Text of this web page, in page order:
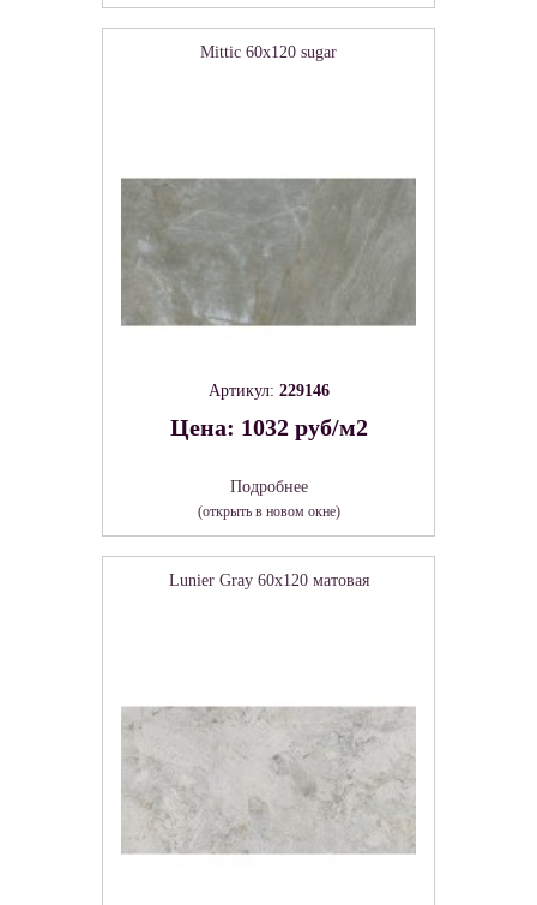
Mittic 60х120 sugar
Артикул: 229146
Цена: 1032 руб/м2
Подробнее
(открыть в новом окне)
Lunier Gray 60х120 матовая